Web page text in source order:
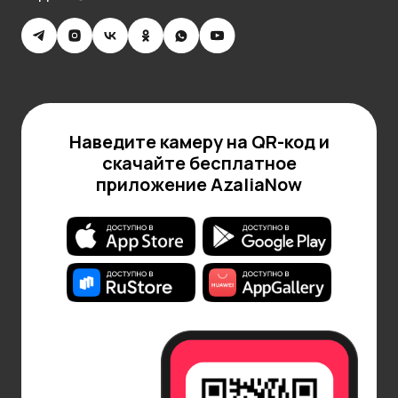
масел. Их расслабляющее воздействие помогает
создать уют в доме, способствует медитации и
фиалки, которые способны снять напряжение и
подарить ощущение покоя.
Волшебство фиолетовых свечей продолжает
очаровывать людей, вносит в повседневную
жизнь яркие эмоциональные оттенки.
Восхитительно смотрятся они как в
минималистичных интерьерах, так и в роскошных
помещениях, создавая гармоничную атмосферу.
Как выбрать качественные свечи
Выбор качественных фиолетовых свечей требует
внимания к нескольким важным аспектам.
Наведите камеру на QR-код и
скачайте бесплатное
приложение AzaliaNow